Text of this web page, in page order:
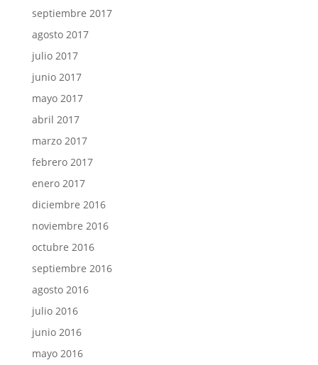
septiembre 2017
agosto 2017
julio 2017
junio 2017
mayo 2017
abril 2017
marzo 2017
febrero 2017
enero 2017
diciembre 2016
noviembre 2016
octubre 2016
septiembre 2016
agosto 2016
julio 2016
junio 2016
mayo 2016